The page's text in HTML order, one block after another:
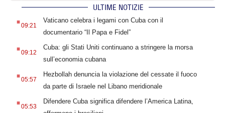
ULTIME NOTIZIE
.09:21
Vaticano celebra i legami con Cuba con il
documentario “Il Papa e Fidel”
.09:12
Cuba: gli Stati Uniti continuano a stringere la morsa
sull’economia cubana
.05:57
Hezbollah denuncia la violazione del cessate il fuoco
da parte di Israele nel Libano meridionale
.05:53
Difendere Cuba significa difendere l’America Latina,